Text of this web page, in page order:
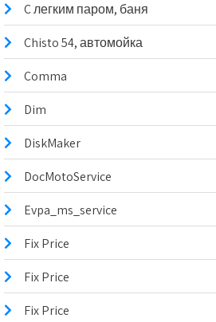
C легким паром, баня
Chisto 54, автомойка
Comma
Dim
DiskMaker
DocMotoService
Evpa_ms_service
Fix Price
Fix Price
Fix Price